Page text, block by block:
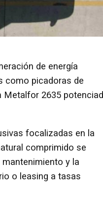
de energía
como picadoras de
2635
focalizadas en la
comprimido se
y la
o leasing a tasas